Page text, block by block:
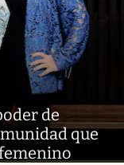
de
que